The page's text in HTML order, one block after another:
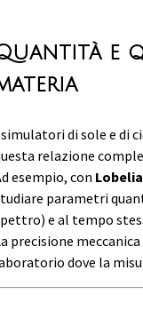
e
di sole e di
relazione
esempio, con
parametri
e al tempo
precisione
dove la